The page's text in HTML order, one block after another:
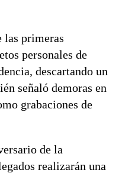
las primeras
personales de
descartando un
señaló demoras en
grabaciones de
de la
realizarán una